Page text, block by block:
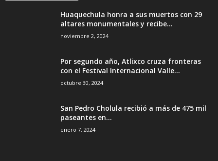
Huaquechula honra a sus muertos con 29
altares monumentales y recibe...
noviembre 2, 2024
Por segundo año, Atlixco cruza fronteras
con el Festival Internacional Valle...
octubre 30, 2024
San Pedro Cholula recibió a más de 475 mil
paseantes en...
enero 7, 2024